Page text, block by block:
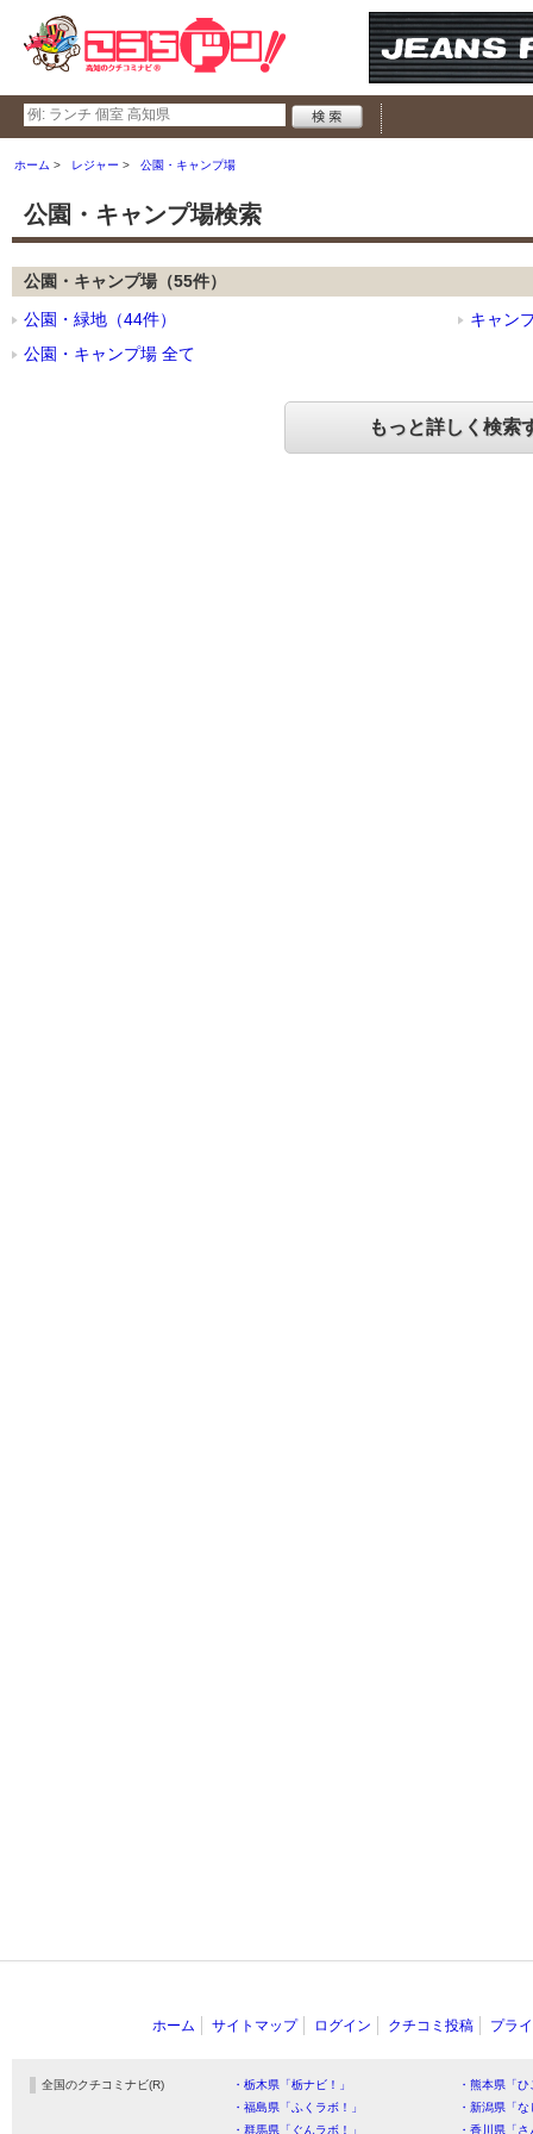
ホーム レジャー 公園・キャンプ場
公園・キャンプ場検索
公園・キャンプ場（55件）
公園・緑地（44件）
キャン
公園・キャンプ場 全て
もっと詳しく検索
ホーム サイトマップ ログイン クチコミ投稿 プラ
全国のクチコミナビ(R) ・栃木県「栃ナビ！」
・熊本県「
・福島県「ふくラボ！」
・新潟県「
・群馬県「ぐんラボ！」
・香川県「